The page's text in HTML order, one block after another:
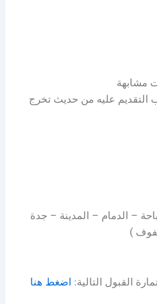
مشابهة
التقديم عليه من حديث تخرج
– الدمام – المدينة – جدة
)
القبول التالية: اضغط هنا